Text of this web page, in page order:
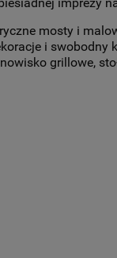
imprezy
mosty i
i swobodny
grillowe,